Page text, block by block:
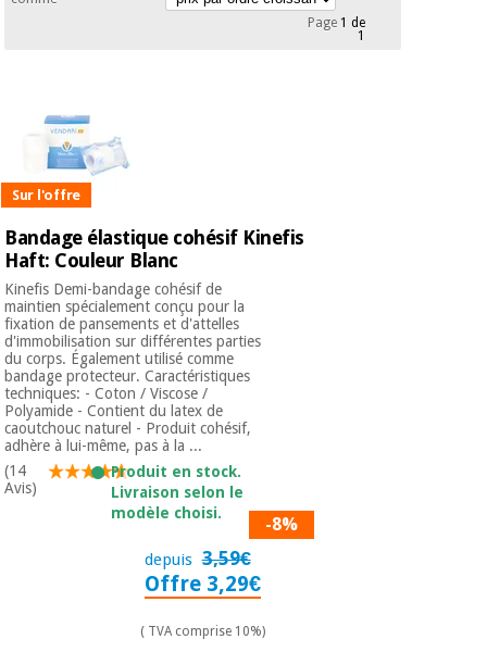
Outlet
Académie
Tech
Fisaude
équipement
chinoise
Mobilier
clinique
Armoires
thérapeutiques
Matériel de
protection
essentiel
pour les
coronavirus
Aérobic,
fitness
et
Offres
Outlet
Académie
Tech
Fisaude
médical
Médecine
chinoise
Mobilier
clinique
Armoires
thérapeutiques
Matériel de
Page1 de
1
Sur l'offre
Bandage élastique cohésif Kinefis
Haft: Couleur Blanc
Kinefis Demi-bandage cohésif de
maintien spécialement conçu pour la
fixation de pansements et d'attelles
d'immobilisation sur différentes parties
du corps. Également utilisé comme
bandage protecteur. Caractéristiques
techniques: - Coton / Viscose /
Polyamide - Contient du latex de
caoutchouc naturel - Produit cohésif,
adhère à lui-même, pas à la ...
(14
Avis)
Produit en stock.
Livraison selon le
modèle choisi.
-8%
depuis 3,59€
Offre 3,29€
( TVA comprise 10%)